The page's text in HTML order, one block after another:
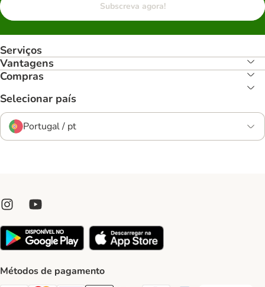
Subscreva agora!
Serviços
Vantagens
Compras
Selecionar país
Portugal / pt
Métodos de pagamento